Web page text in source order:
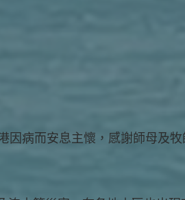
因病而安息主懷，感謝師母及